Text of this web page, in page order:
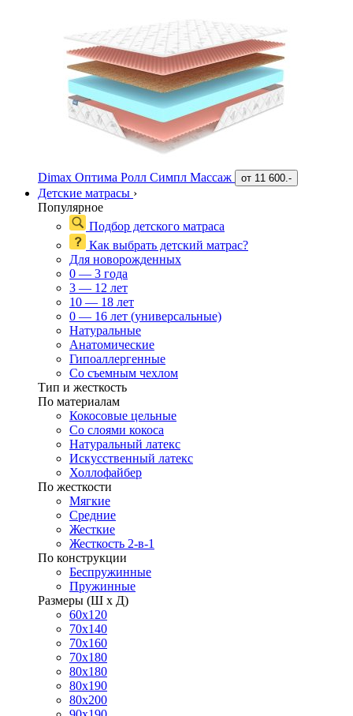
Dimax Оптима Ролл Симпл Массаж от 11 600.-
Детские матрасы ›
Популярное
Подбор детского матраса
Как выбрать детский матрас?
Для новорожденных
0 — 3 года
3 — 12 лет
10 — 18 лет
0 — 16 лет (универсальные)
Натуральные
Анатомические
Гипоаллергенные
Со съемным чехлом
Тип и жесткость
По материалам
Кокосовые цельные
Со слоями кокоса
Натуральный латекс
Искусственный латекс
Холлофайбер
По жесткости
Мягкие
Средние
Жесткие
Жесткость 2-в-1
По конструкции
Беспружинные
Пружинные
Размеры (Ш х Д)
60х120
70х140
70х160
70х180
80х180
80х190
80х200